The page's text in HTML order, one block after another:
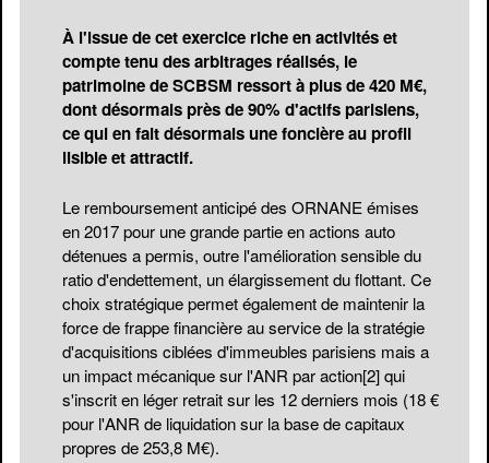
À l'issue de cet exercice riche en activités et
compte tenu des arbitrages réalisés, le
patrimoine de SCBSM ressort à plus de 420 M€,
dont désormais près de 90% d'actifs parisiens,
ce qui en fait désormais une foncière au profil
lisible et attractif.
Le remboursement anticipé des ORNANE émises
en 2017 pour une grande partie en actions auto
détenues a permis, outre l'amélioration sensible du
ratio d'endettement, un élargissement du flottant. Ce
choix stratégique permet également de maintenir la
force de frappe financière au service de la stratégie
d'acquisitions ciblées d'immeubles parisiens mais a
un impact mécanique sur l'ANR par action[2]qui
s'inscrit en léger retrait sur les 12 derniers mois (18 €
pour l'ANR de liquidation sur la base de capitaux
propres de 253,8 M€).